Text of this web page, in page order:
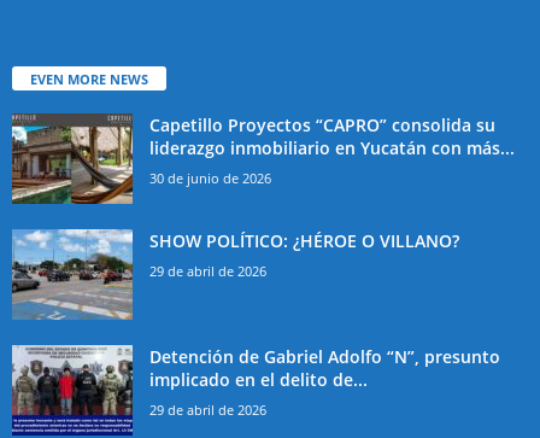
EVEN MORE NEWS
Capetillo Proyectos “CAPRO” consolida su
liderazgo inmobiliario en Yucatán con más...
30 de junio de 2026
SHOW POLÍTICO: ¿HÉROE O VILLANO?
29 de abril de 2026
Detención de Gabriel Adolfo “N”, presunto
implicado en el delito de...
29 de abril de 2026